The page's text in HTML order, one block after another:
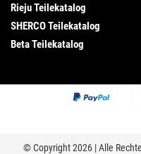
Rieju Teilekatalog
SHERCO Teilekatalog
Beta Teilekatalog
© Copyright 2026 | Alle